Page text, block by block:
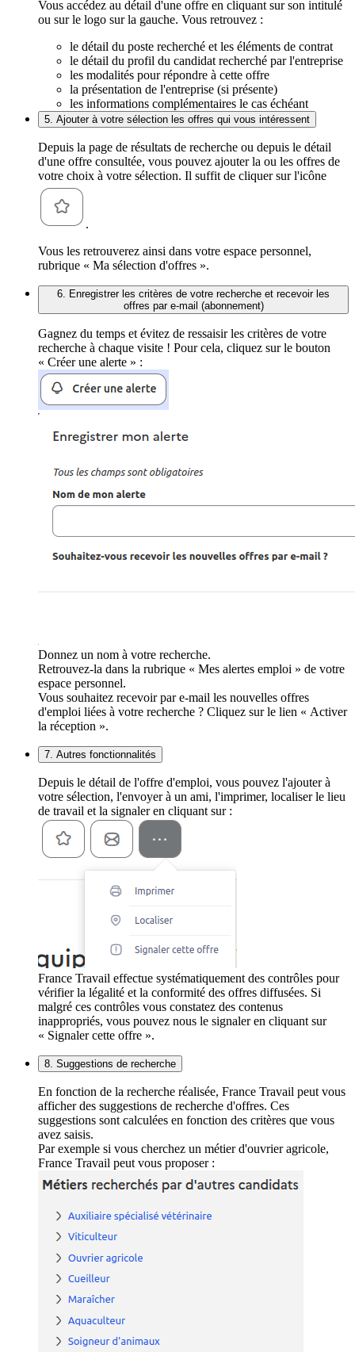
Vous accédez au détail d'une offre en cliquant sur son intitulé
ou sur le logo sur la gauche. Vous retrouvez :
le détail du poste recherché et les éléments de contrat
le détail du profil du candidat recherché par l'entreprise
les modalités pour répondre à cette offre
la présentation de l'entreprise (si présente)
les informations complémentaires le cas échéant
5. Ajouter à votre sélection les offres qui vous intéressent
Depuis la page de résultats de recherche ou depuis le détail
d'une offre consultée, vous pouvez ajouter la ou les offres de
votre choix à votre sélection. Il suffit de cliquer sur l'icône
.
Vous les retrouverez ainsi dans votre espace personnel,
rubrique « Ma sélection d'offres ».
6. Enregistrer les critères de votre recherche et recevoir les
offres par e-mail (abonnement)
Gagnez du temps et évitez de ressaisir les critères de votre
recherche à chaque visite ! Pour cela, cliquez sur le bouton
« Créer une alerte » :
Donnez un nom à votre recherche.
Retrouvez-la dans la rubrique « Mes alertes emploi » de votre
espace personnel.
Vous souhaitez recevoir par e-mail les nouvelles offres
d'emploi liées à votre recherche ? Cliquez sur le lien « Activer
la réception ».
7. Autres fonctionnalités
Depuis le détail de l'offre d'emploi, vous pouvez l'ajouter à
votre sélection, l'envoyer à un ami, l'imprimer, localiser le lieu
de travail et la signaler en cliquant sur :
France Travail effectue systématiquement des contrôles pour
vérifier la légalité et la conformité des offres diffusées. Si
malgré ces contrôles vous constatez des contenus
inappropriés, vous pouvez nous le signaler en cliquant sur
« Signaler cette offre ».
8. Suggestions de recherche
En fonction de la recherche réalisée, France Travail peut vous
afficher des suggestions de recherche d'offres. Ces
suggestions sont calculées en fonction des critères que vous
avez saisis.
Par exemple si vous cherchez un métier d'ouvrier agricole,
France Travail peut vous proposer :